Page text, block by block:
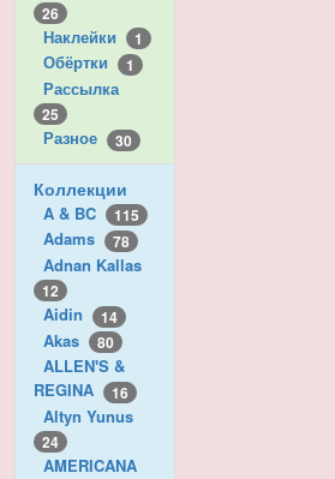
26
Наклейки 1
Обёртки 1
Рассылка
25
Разное 30
Коллекции
A & BC 115
Adams 78
Adnan Kallas
12
Aidin 14
Akas 80
ALLEN'S &
REGINA
16
Altyn Yunus
24
AMERICANA